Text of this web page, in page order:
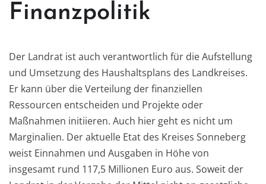
Finanzpolitik
Der Landrat ist auch verantwortlich für die Aufstellung
und Umsetzung des Haushaltsplans des Landkreises.
Er kann über die Verteilung der finanziellen
Ressourcen entscheiden und Projekte oder
Maßnahmen initiieren. Auch hier geht es nicht um
Marginalien. Der aktuelle Etat des Kreises Sonneberg
weist Einnahmen und Ausgaben in Höhe von
insgesamt rund 117,5 Millionen Euro aus. Soweit der